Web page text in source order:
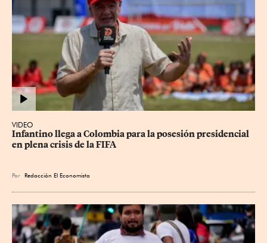
VIDEO
Infantino llega a Colombia para la posesión presidencial
en plena crisis de la FIFA
Por Redacción El Economista